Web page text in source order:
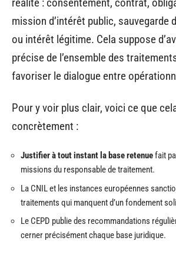
mission d’intérêt public, sauvegarde
ou intérêt légitime. Cela suppose
précise de l’ensemble des
favoriser le dialogue entre
Pour y voir plus clair, voici ce que
concrètement :
Justifier à tout instant la base retenuefait
missions du responsable de traitement.
La CNIL et les instances européennes
traitements qui manquent d’un fondement
Le CEPD publie des recommandations
cerner précisément chaque base juridique.